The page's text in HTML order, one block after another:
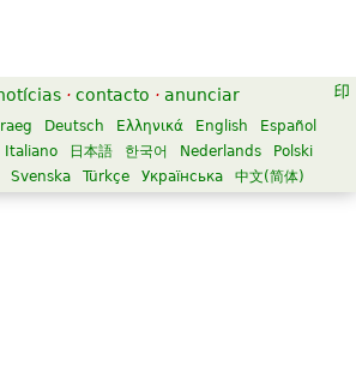
· contacto · anunciar
Deutsch Ελληνικά English
Español
Italiano 日本語 한국어 Nederlands
Polski
Svenska Türkçe Українська 中文(简体)